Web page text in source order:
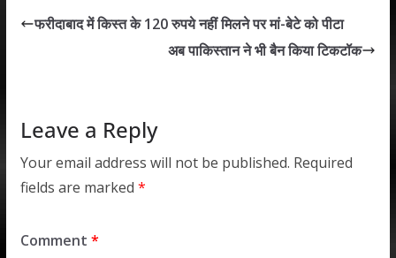
s b er e
dI
l e
फरीदाबाद में किस्त के 120 रुपये नहीं मिलने पर मां-बेटे को पीटा
अब पाकिस्तान ने भी बैन किया टिकटॉक
Leave a Reply
Your email address will not be published. Required
fields are marked *
Comment *